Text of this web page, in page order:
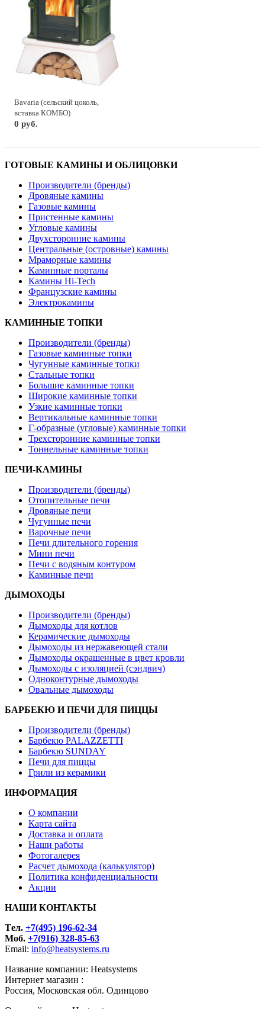
Bavaria (сельский цоколь,
вставка КОМБО)
0 руб.
ГОТОВЫЕ КАМИНЫ И ОБЛИЦОВКИ
Производители (бренды)
Дровяные камины
Газовые камины
Пристенные камины
Угловые камины
Двухсторонние камины
Центральные (островные) камины
Мраморные камины
Каминные порталы
Камины Hi-Tech
Французские камины
Электрокамины
КАМИННЫЕ ТОПКИ
Производители (бренды)
Газовые каминные топки
Чугунные каминные топки
Стальные топки
Большие каминные топки
Широкие каминные топки
Узкие каминные топки
Вертикальные каминные топки
Г-образные (угловые) каминные топки
Трехсторонние каминные топки
Тоннельные каминные топки
ПЕЧИ-КАМИНЫ
Производители (бренды)
Отопительные печи
Дровяные печи
Чугунные печи
Варочные печи
Печи длительного горения
Мини печи
Печи с водяным контуром
Каминные печи
ДЫМОХОДЫ
Производители (бренды)
Дымоходы для котлов
Керамические дымоходы
Дымоходы из нержавеющей стали
Дымоходы окрашенные в цвет кровли
Дымоходы с изоляцией (сэндвич)
Одноконтурные дымоходы
Овальные дымоходы
БАРБЕКЮ И ПЕЧИ ДЛЯ ПИЦЦЫ
Производители (бренды)
Барбекю PALAZZETTI
Барбекю SUNDAY
Печи для пиццы
Грили из керамики
ИНФОРМАЦИЯ
О компании
Карта сайта
Доставка и оплата
Наши работы
Фотогалерея
Расчет дымохода (калькулятор)
Политика конфиденциальности
Акции
НАШИ КОНТАКТЫ
Tел. +7(495) 196-62-34
Моб. +7(916) 328-85-63
Email: info@heatsystems.ru
Название компании: Heatsystems
Интернет магазин :
Россия, Московская обл. Одинцово